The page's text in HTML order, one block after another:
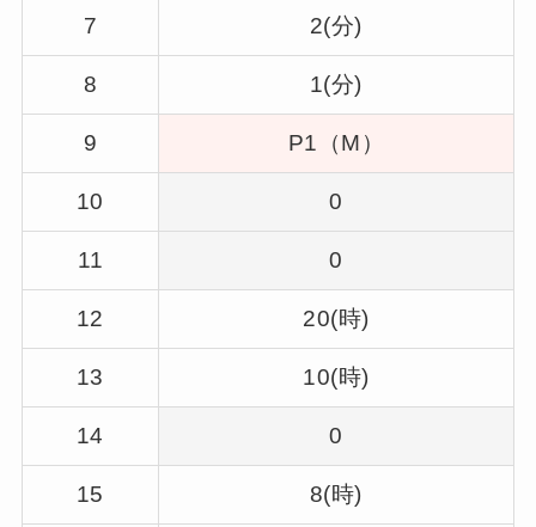
7 2(分)
8 1(分)
9 P1（M）
10 0
11 0
12 20(時)
13 10(時)
14 0
15 8(時)